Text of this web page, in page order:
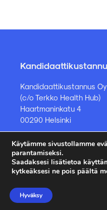
Kandidaattikustannus Oy
(c/o Terkko Health Hub)
Haartmaninkatu 4
00290 Helsinki
Kirjakauppa ja muut
Käytämme sivustollamme
parantamiseksi.
Saadaksesi lisätietoa
kytkeäksesi ne pois päältä
Hyväksy